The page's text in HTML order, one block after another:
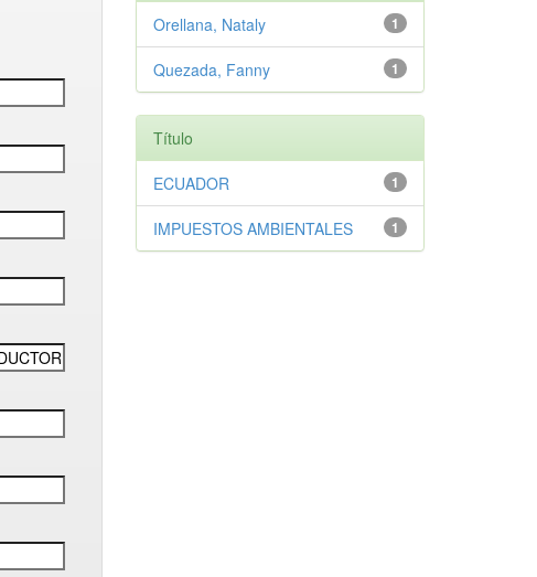
1
Orellana, Nataly
1
Quezada, Fanny
Título
1
ECUADOR
1
IMPUESTOS AMBIENTALES